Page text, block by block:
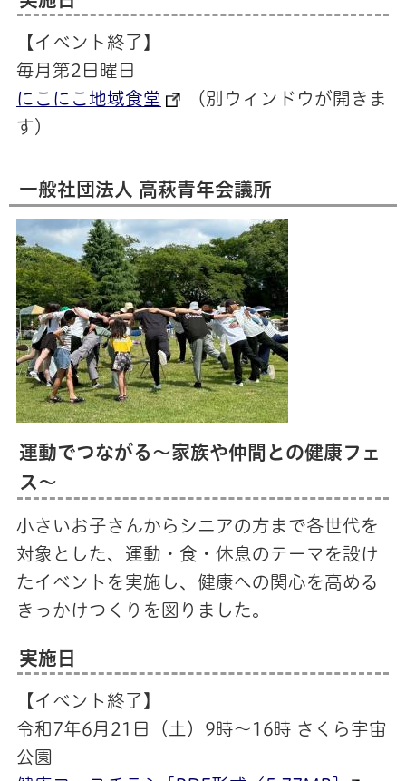
【イベント終了】
毎月第2日曜日
にこにこ地域食堂
（別ウィンドウが開きま
す）
一般社団法人 高萩青年会議所
運動でつながる～家族や仲間との健康フェ
ス～
小さいお子さんからシニアの方まで各世代を
対象とした、運動・食・休息のテーマを設け
たイベントを実施し、健康への関心を高める
きっかけつくりを図りました。
実施日
【イベント終了】
令和7年6月21日（土）9時～16時 さくら宇宙
公園